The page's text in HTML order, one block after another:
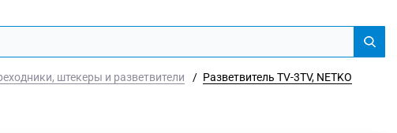
штекеры и разветвители / Разветвитель TV-3TV, NETKO